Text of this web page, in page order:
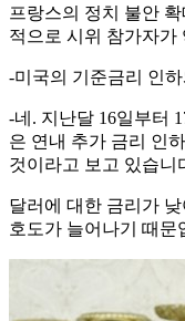
프랑스의 정치 불안
적으로 시위 참가자가
-미국의 기준금리 인
-네. 지난달 16일부터
은 연내 추가 금리 인
것이라고 보고 있습니
달러에 대한 금리가
호도가 늘어나기 때문